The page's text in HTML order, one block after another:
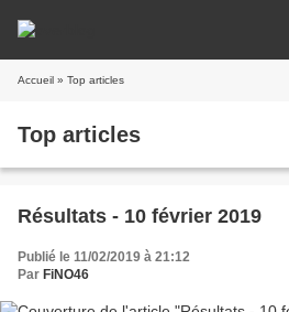
Accueil » Top articles
Top articles
Résultats - 10 février 2019
Publié le 11/02/2019 à 21:12
Par FiNO46